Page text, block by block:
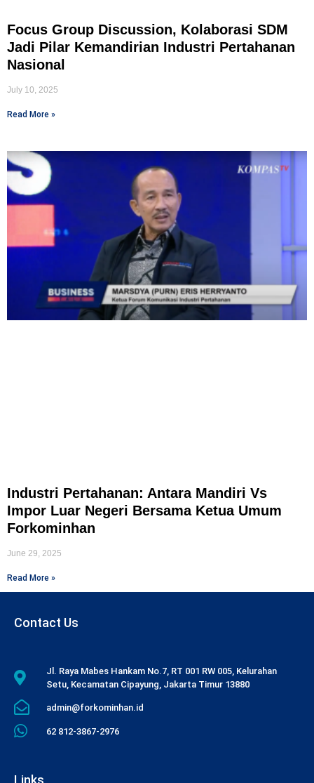
Focus Group Discussion, Kolaborasi SDM
Jadi Pilar Kemandirian Industri Pertahanan
Nasional
July 10, 2025
Read More »
Industri Pertahanan: Antara Mandiri Vs
Impor Luar Negeri Bersama Ketua Umum
Forkominhan
June 29, 2025
Read More »
Contact Us
Jl. Raya Mabes Hankam No.7, RT 001 RW 005, Kelurahan
Setu, Kecamatan Cipayung, Jakarta Timur 13880
admin@forkominhan.id
62 812-3867-2976